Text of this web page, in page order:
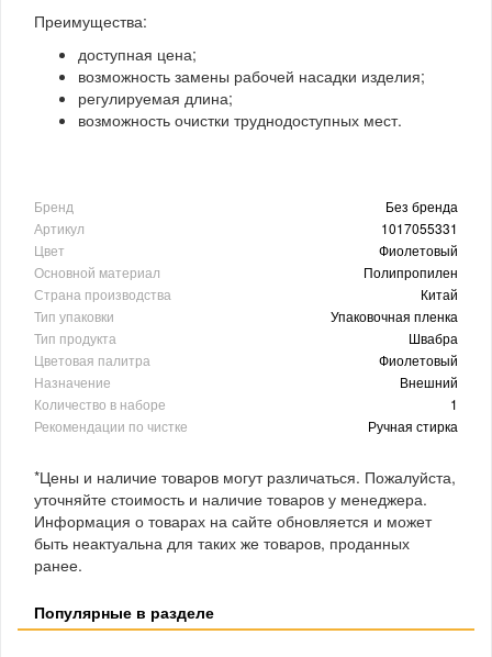
Преимущества:
доступная цена;
возможность замены рабочей насадки изделия;
регулируемая длина;
возможность очистки труднодоступных мест.
Бренд
Без бренда
Артикул
1017055331
Цвет
Фиолетовый
Основной материал
Полипропилен
Страна производства
Китай
Тип упаковки
Упаковочная пленка
Тип продукта
Швабра
Цветовая палитра
Фиолетовый
Назначение
Внешний
Количество в наборе
1
Рекомендации по чистке
Ручная стирка
*Цены и наличие товаров могут различаться. Пожалуйста,
уточняйте стоимость и наличие товаров у менеджера.
Информация о товарах на сайте обновляется и может
быть неактуальна для таких же товаров, проданных
ранее.
Популярные в разделе